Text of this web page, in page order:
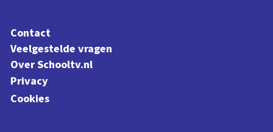
Contact
Veelgestelde vragen
Over Schooltv.nl
Privacy
Cookies